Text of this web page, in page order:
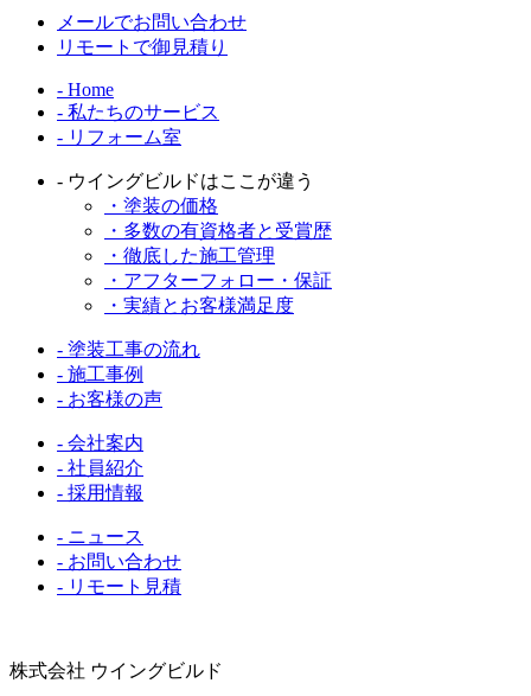
メールでお問い合わせ
リモートで御見積り
- Home
- 私たちのサービス
- リフォーム室
- ウイングビルドはここが違う
・塗装の価格
・多数の有資格者と受賞歴
・徹底した施工管理
・アフターフォロー・保証
・実績とお客様満足度
- 塗装工事の流れ
- 施工事例
- お客様の声
- 会社案内
- 社員紹介
- 採用情報
- ニュース
- お問い合わせ
- リモート見積
株式会社 ウイングビルド